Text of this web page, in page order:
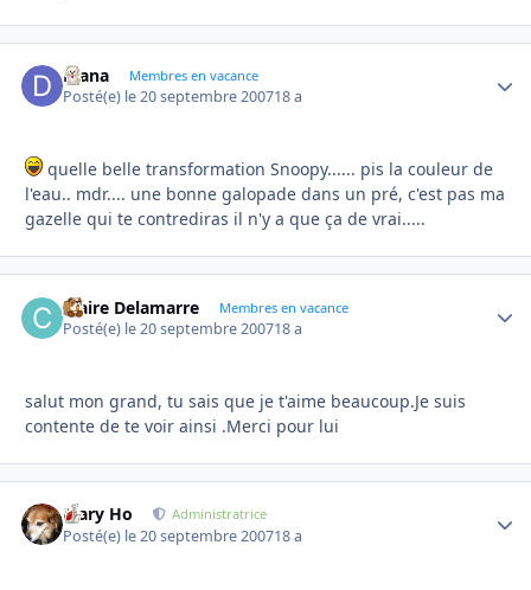
Diana Membres en vacance
Posté(e) le 20 septembre 200718 a
quelle belle transformation Snoopy...... pis la couleur de
l'eau.. mdr.... une bonne galopade dans un pré, c'est pas ma
gazelle qui te contrediras il n'y a que ça de vrai.....
Claire Delamarre Membres en vacance
Posté(e) le 20 septembre 200718 a
salut mon grand, tu sais que je t'aime beaucoup.Je suis
contente de te voir ainsi .Merci pour lui
Mary Ho Administratrice
Posté(e) le 20 septembre 200718 a